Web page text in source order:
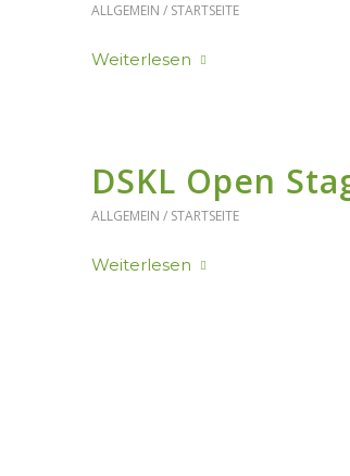
ALLGEMEIN / STARTSEITE
Weiterlesen
DSKL Open
ALLGEMEIN / STARTSEITE
Weiterlesen